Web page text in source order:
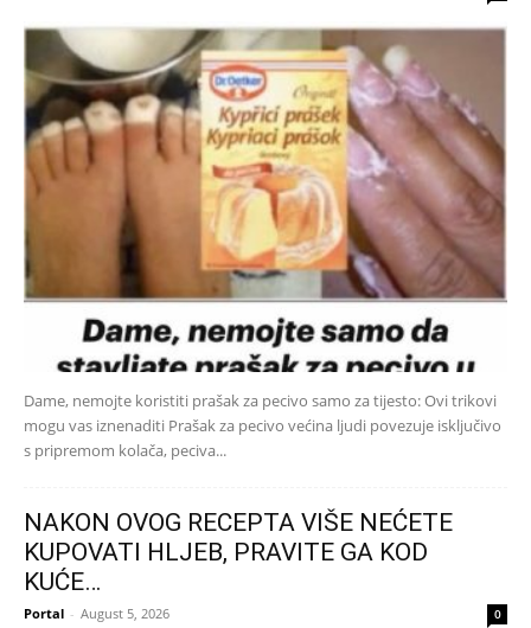
Dame, nemojte koristiti prašak za pecivo samo za tijesto: Ovi trikovi
mogu vas iznenaditi Prašak za pecivo većina ljudi povezuje isključivo
s pripremom kolača, peciva...
NAKON OVOG RECEPTA VIŠE NEĆETE
KUPOVATI HLJEB, PRAVITE GA KOD
KUĆE…
Portal - August 5, 2026 0